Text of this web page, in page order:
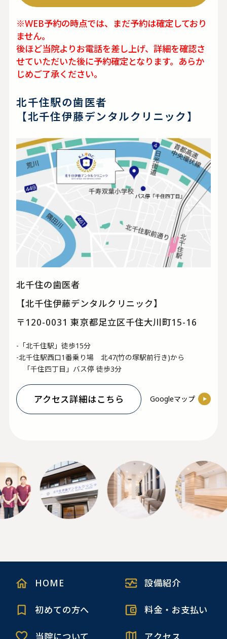
※WEB予約の時点では、まだ予約は確定しており
ません。
後ほど当院よりお電話を差し上げ、詳細を確認さ
せていただいた後に予約確定となります。あらか
じめご了承ください。
北千住駅の歯医者
【北千住伊藤デンタルクリニック】
北千住の歯医者
【北千住伊藤デンタルクリニック】
〒120-0031 東京都足立区千住大川町15-16
-「北千住駅」徒歩15分
-北千住駅西口1番乗り場 北47(竹の塚駅前行き)から
「千住四丁目」バス停 徒歩3分
アクセス詳細はこちら Googleマップ
HOME
初めての方へ
設備紹介
料金・お支払い